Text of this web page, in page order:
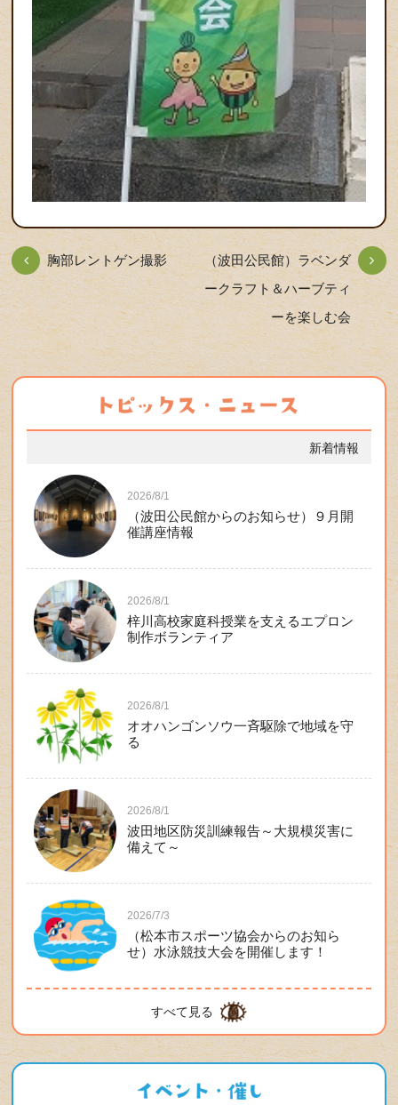
胸部レントゲン撮影
（波田公民館）ラベンダ
ークラフト＆ハーブティ
ーを楽しむ会
新着情報
2026/8/1
（波田公民館からのお知らせ）９月開
催講座情報
2026/8/1
梓川高校家庭科授業を支えるエプロン
制作ボランティア
2026/8/1
オオハンゴンソウ一斉駆除で地域を守
る
2026/8/1
波田地区防災訓練報告～大規模災害に
備えて～
2026/7/3
（松本市スポーツ協会からのお知ら
せ）水泳競技大会を開催します！
すべて見る